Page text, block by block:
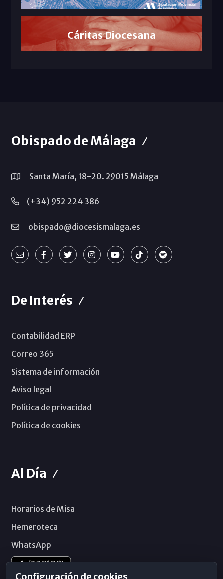
Cáritas Diocesana
Obispado de Málaga
Santa María, 18-20. 29015 Málaga
(+34) 952 224 386
obispado@diocesismalaga.es
De Interés
Contabilidad ERP
Correo 365
Sistema de información
Aviso legal
Política de privacidad
Política de cookies
Al Día
Horarios de Misa
Hemeroteca
WhatsApp
Configuración de cookies